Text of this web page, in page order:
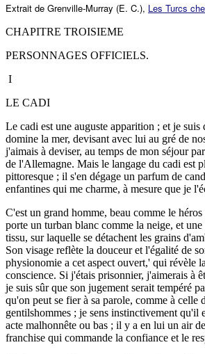
Extrait de Grenville-Murray (E. C.), Les Turcs
CHAPITRE TROISIEME
PERSONNAGES OFFICIELS.
I
LE CADI
Le cadi est une auguste apparition ; et je suis
domine la mer, devisant avec lui au gré de
j'aimais à deviser, au temps de mon séjour
de l'Allemagne. Mais le langage du cadi est
pittoresque ; il s'en dégage un parfum de
enfantines qui me charme, à mesure que je
C'est un grand homme, beau comme le
porte un turban blanc comme la neige, et
tissu, sur laquelle se détachent les grains
Son visage reflète la douceur et l'égalité de
physionomie a cet aspect ouvert,' qui révèle
conscience. Si j'étais prisonnier, j'aimerais à
je suis sûr que son jugement serait tempéré
qu'on peut se fier à sa parole, comme à celle
gentilshommes ; je sens instinctivement qu'il
acte malhonnête ou bas ; il y a en lui un air
franchise qui commande la confiance et le